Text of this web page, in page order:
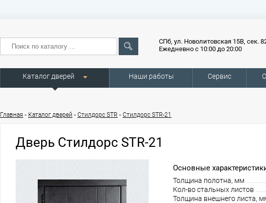
СПб, ул. Новолитовская 15В, сек.
Ежедневно с 10:00 до 20:00
Каталог дверей Наши работы Сервис
Главная - Каталог дверей - Стилдорс STR - Стилдорс STR-21
Дверь Стилдорс STR-21
Основные
Толщина полотна, мм
Кол-во стальных листов
Толщина внешнего листа,